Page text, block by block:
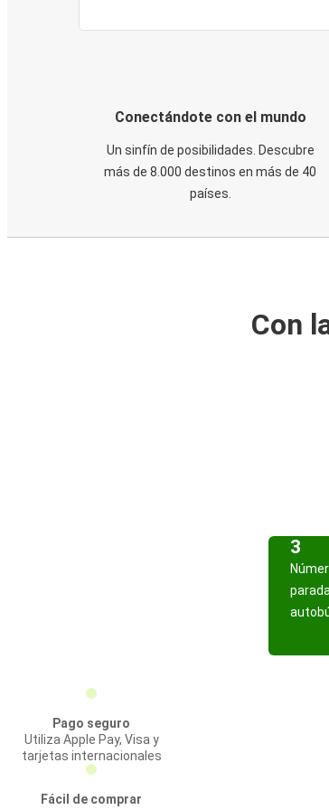
Conectándote con el mundo
Un sinfín de posibilidades. Descubre
más de 8.000 destinos en más de 40
países.
Con
3
Pago seguro
Utiliza Apple Pay, Visa y
tarjetas internacionales
Fácil de comprar